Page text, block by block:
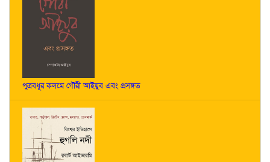
পুত্রবধূর কলমে গৌরী আইয়ুব এবং প্রসঙ্গত